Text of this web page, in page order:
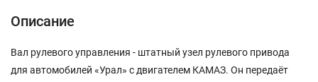
Описание
Вал рулевого управления - штатный узел рулевого привода
для автомобилей «Урал» с двигателем КАМАЗ. Он передаёт